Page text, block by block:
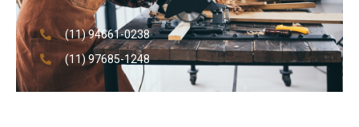
(11) 94661-0238
(11) 97685-1248